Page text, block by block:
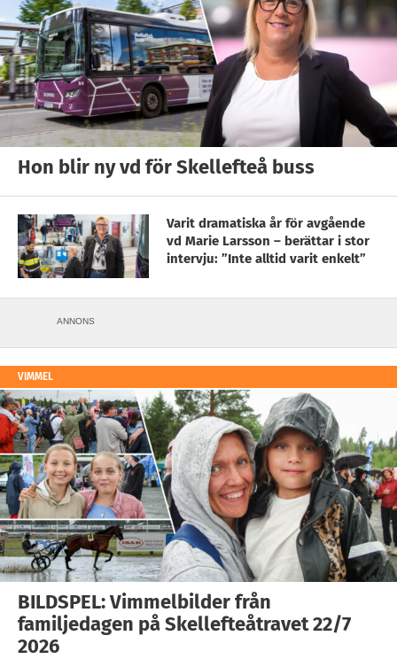
Hon blir ny vd för Skellefteå buss
Varit dramatiska år för avgående
vd Marie Larsson – berättar i stor
intervju: ”Inte alltid varit enkelt”
ANNONS
VIMMEL
BILDSPEL: Vimmelbilder från
familjedagen på Skellefteåtravet 22/7
2026